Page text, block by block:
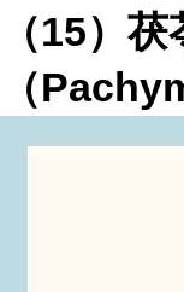
（15）
（